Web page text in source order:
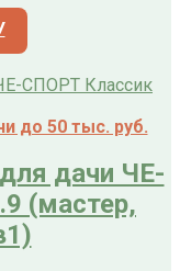
до 50 тыс. руб.
дачи ЧЕ-
(мастер,